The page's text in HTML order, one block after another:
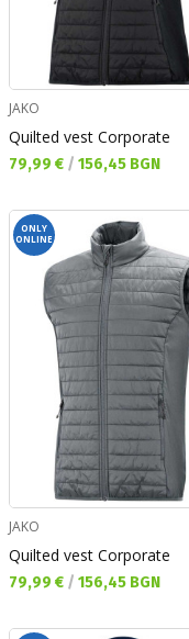
JAKO
Quilted vest Corporate
Текуща цена:
79,99 € / 156,45 BGN
ONLY
ONLINE
JAKO
Quilted vest Corporate
Текуща цена:
79,99 € / 156,45 BGN